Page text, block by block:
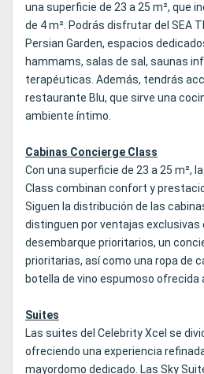
una superficie de 23 a 25 m², que
de 4 m². Podrás disfrutar del SEA
Persian Garden, espacios
hammams, salas de sal, saunas
terapéuticas. Además, tendrás
restaurante Blu, que sirve una
ambiente íntimo.
Cabinas Concierge Class
Con una superficie de 23 a 25 m²,
Class combinan confort y
Siguen la distribución de las
distinguen por ventajas exclusivas
desembarque prioritarios, un
prioritarias, así como una ropa de
botella de vino espumoso ofrecida
Suites
Las suites del Celebrity Xcel se
ofreciendo una experiencia
mayordomo dedicado. Las Sky